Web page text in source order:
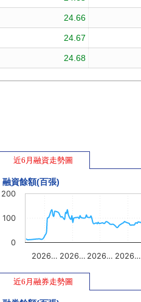
近6月融資走勢圖
融資餘額(百張)
2026… 2026… 2026… 2026…
0
100
200
近6月融券走勢圖